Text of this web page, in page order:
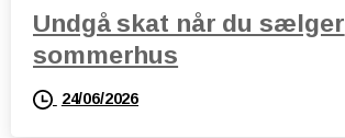
Undgå skat når du sælger
sommerhus
24/06/2026